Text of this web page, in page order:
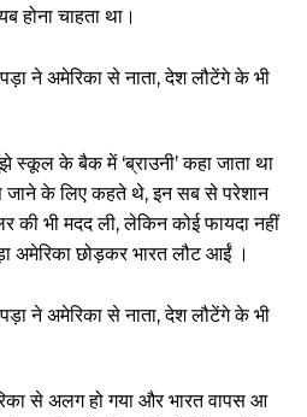
होना चाहता था।
स्कूल के बैक में ‘ब्राउनी’ कहा जाता था
के लिए कहते थे, इन सब से परेशान
की भी मदद ली, लेकिन कोई फायदा नहीं
अमेरिका छोड़कर भारत लौट आईं ।
से अलग हो गया और भारत वापस आ